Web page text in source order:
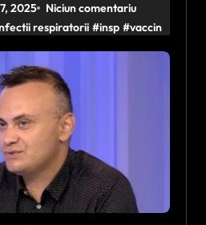
2025
Niciun comentariu
respiratorii #insp #vaccin